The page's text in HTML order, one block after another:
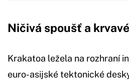
Ničivá spoušť a
Krakatoa ležela na rozhraní
euro-asijské tektonické